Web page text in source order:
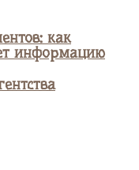
как
информацию